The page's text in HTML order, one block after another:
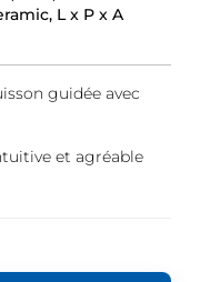
L x P x A
guidée avec
et agréable